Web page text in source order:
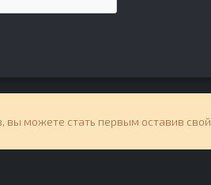
вы можете стать первым оставив свой